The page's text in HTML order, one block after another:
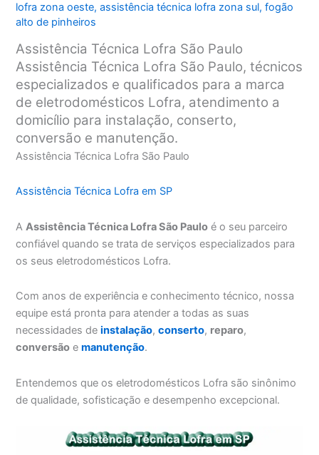
lofra zona oeste,assistência técnica lofra zona sul,fogão
alto de pinheiros
Assistência Técnica Lofra São Paulo
Assistência Técnica Lofra São Paulo, técnicos
especializados e qualificados para a marca
de eletrodomésticos Lofra, atendimento a
domicílio para instalação, conserto,
conversão e manutenção.
Assistência Técnica Lofra São Paulo
Assistência Técnica Lofra em SP
AAssistência Técnica Lofra São Paulo é o seu parceiro
confiável quando se trata de serviços especializados para
os seus eletrodomésticos Lofra.
Com anos de experiência e conhecimento técnico, nossa
equipe está pronta para atender a todas as suas
necessidades deinstalação,conserto, reparo,
conversão emanutenção.
Entendemos que os eletrodomésticos Lofra são sinônimo
de qualidade, sofisticação e desempenho excepcional.